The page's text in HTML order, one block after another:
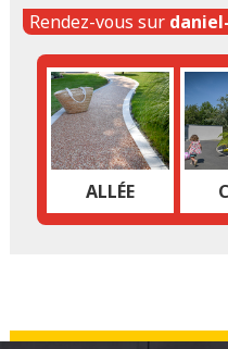
Rendez-vous sur
ALLÉE